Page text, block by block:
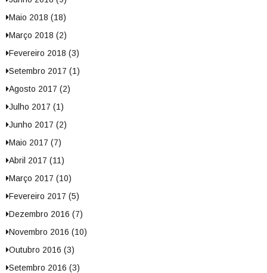
Maio 2018 (18)
Março 2018 (2)
Fevereiro 2018 (3)
Setembro 2017 (1)
Agosto 2017 (2)
Julho 2017 (1)
Junho 2017 (2)
Maio 2017 (7)
Abril 2017 (11)
Março 2017 (10)
Fevereiro 2017 (5)
Dezembro 2016 (7)
Novembro 2016 (10)
Outubro 2016 (3)
Setembro 2016 (3)